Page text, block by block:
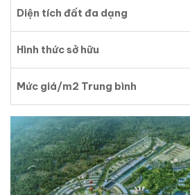
Diện tích đất đa dạng
Hình thức sở hữu
Mức giá/m2 Trung bình